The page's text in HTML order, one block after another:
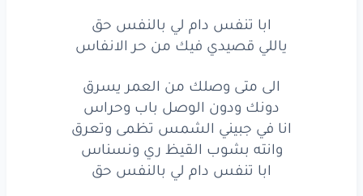
ابا تنفس دام لي بالنفس حق
ياللي قصيدي فيك من حر الانفاس
الى متى وصلك من العمر يسرق
دونك ودون الوصل باب وحراس
انا في جبيني الشمس تظمى وتعرق
وانته بشوب القيظ ري ونسناس
ابا تنفس دام لي بالنفس حق